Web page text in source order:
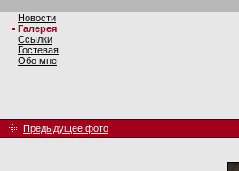
Новости
Галерея
Ссылки
Гостевая
Обо мне
Предыдущее фото